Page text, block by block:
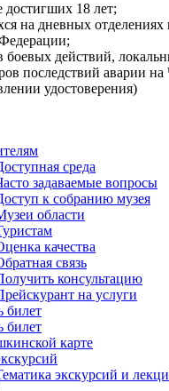
достигших 18 лет;
на дневных отделениях
боевых действий,
последствий аварии
удостоверения)
среда
задаваемые вопросы
к собранию музея
области
качества
связь
консультацию
на услуги
билет
билет
карте
экскурсий и